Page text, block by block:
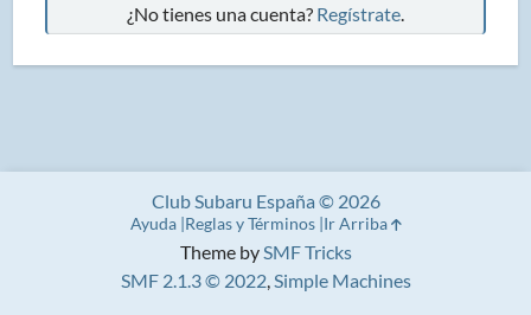
¿No tienes una cuenta? Regístrate
Theme bySMF Tricks
SMF 2.1.3 © 2022,Simple Machines
Club Subaru España © 2026
Ayuda Reglas y Términos Ir Arriba